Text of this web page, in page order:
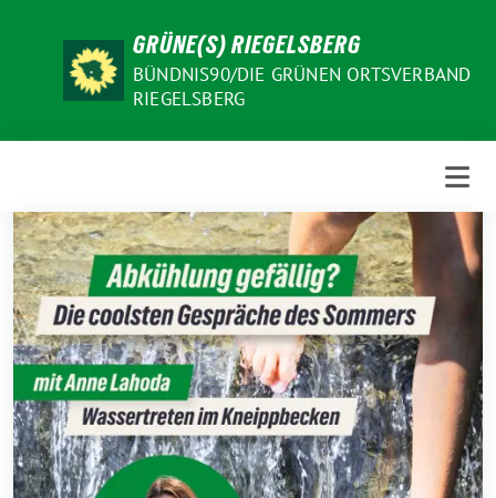
GRÜNE(S) RIEGELSBERG
BÜNDNIS90/DIE GRÜNEN ORTSVERBAND
RIEGELSBERG